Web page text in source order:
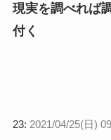
現実を調べれば
付く
23: 2021/04/25(日)